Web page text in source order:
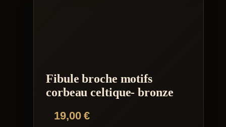
Fibule broche motifs
corbeau celtique- bronze
19,00€